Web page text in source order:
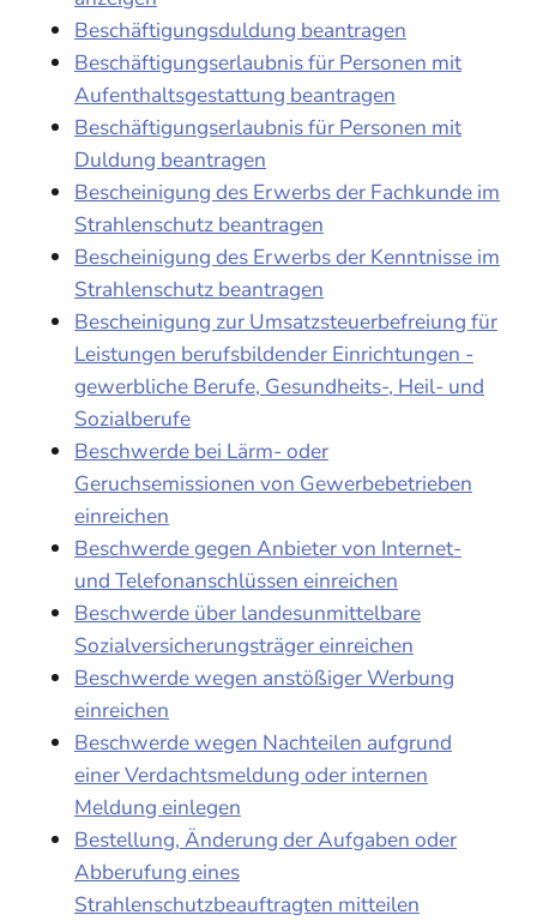
Beschäftigungsduldung beantragen
Beschäftigungserlaubnis für Personen mit
Aufenthaltsgestattung beantragen
Beschäftigungserlaubnis für Personen mit
Duldung beantragen
Bescheinigung des Erwerbs der Fachkunde im
Strahlenschutz beantragen
Bescheinigung des Erwerbs der Kenntnisse im
Strahlenschutz beantragen
Bescheinigung zur Umsatzsteuerbefreiung für
Leistungen berufsbildender Einrichtungen -
gewerbliche Berufe, Gesundheits-, Heil- und
Sozialberufe
Beschwerde bei Lärm- oder
Geruchsemissionen von Gewerbebetrieben
einreichen
Beschwerde gegen Anbieter von Internet-
und Telefonanschlüssen einreichen
Beschwerde über landesunmittelbare
Sozialversicherungsträger einreichen
Beschwerde wegen anstößiger Werbung
einreichen
Beschwerde wegen Nachteilen aufgrund
einer Verdachtsmeldung oder internen
Meldung einlegen
Bestellung, Änderung der Aufgaben oder
Abberufung eines
Strahlenschutzbeauftragten mitteilen